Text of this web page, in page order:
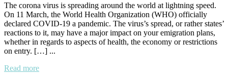
The corona virus is spreading around the world at lightning speed.
On 11 March, the World Health Organization (WHO) officially
declared COVID-19 a pandemic. The virus’s spread, or rather states’
reactions to it, may have a major impact on your emigration plans,
whether in regards to aspects of health, the economy or restrictions
on entry. […] ...
Read more